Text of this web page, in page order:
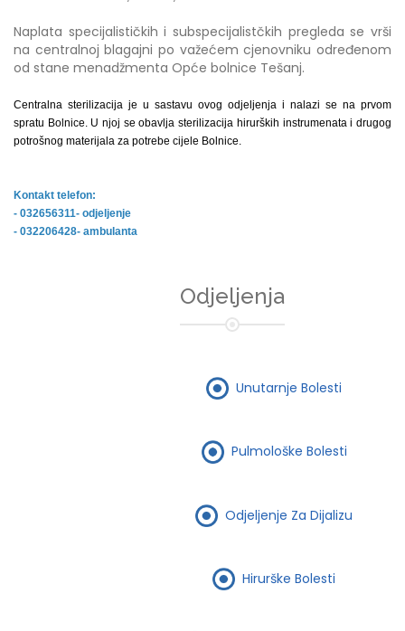
Naplata specijalističkih i subspecijalistčkih pregleda se vrši
na centralnoj blagajni po važećem cjenovniku određenom
od stane menadžmenta Opće bolnice Tešanj.
Centralna sterilizacija je u sastavu ovog odjeljenja i nalazi se na prvom
spratu Bolnice. U njoj se obavlja sterilizacija hirurških instrumenata i drugog
potrošnog materijala za potrebe cijele Bolnice.
Kontakt telefon:
- 032656311- odjeljenje
- 032206428- ambulanta
Odjeljenja
Unutarnje Bolesti
Pulmološke Bolesti
Odjeljenje Za Dijalizu
Hirurške Bolesti